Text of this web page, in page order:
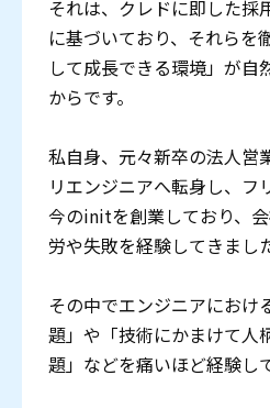
それは、クレドに即した採
に基づいており、それらを
して成長できる環境」が自
からです。
私自身、元々新卒の法人営
リエンジニアへ転身し、フ
今のinitを創業しており、
労や失敗を経験してきまし
その中でエンジニアにおけ
題」や「技術にかまけて人
題」などを痛いほど経験し